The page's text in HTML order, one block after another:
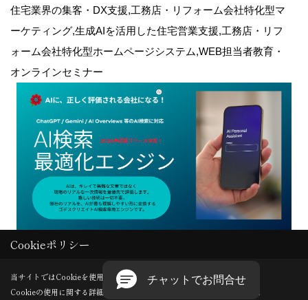
住宅業界の集客・DX支援,工務店・リフォーム会社特化型マ
ーケティング,生成AIを活用した住宅営業支援,工務店・リフ
ォーム会社特化型ホームページシステム,WEB担当者教育・
オンラインセミナー
Copyright (c) GODDESS CREATE. All Rights Reserved.
Produced byゴデスクリエイト
Cookieポリシー
当サイトではCookieを使用します。
Cookieの使用に関する詳細は 「プライバシーポリシー 」をご覧ください。